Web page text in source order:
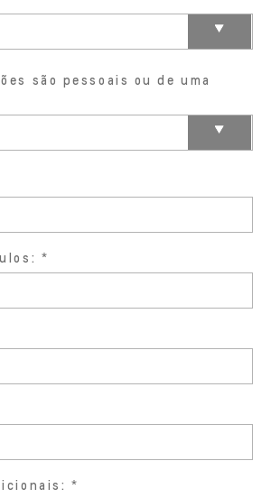
são pessoais ou de uma